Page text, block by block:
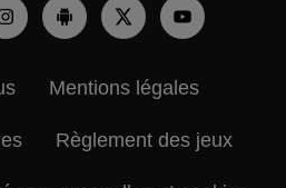
Mentions légales
Règlement des jeux